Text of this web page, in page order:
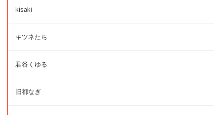
kisaki
キツネたち
君谷くゆる
旧都なぎ